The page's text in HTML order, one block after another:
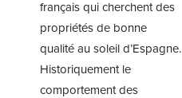
français qui cherchent des
propriétés de bonne
qualité au soleil d’Espagne.
Historiquement le
comportement des